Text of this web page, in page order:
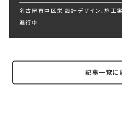
名古屋市中区栄 設計デザイン、施工
進行中
記事一覧に